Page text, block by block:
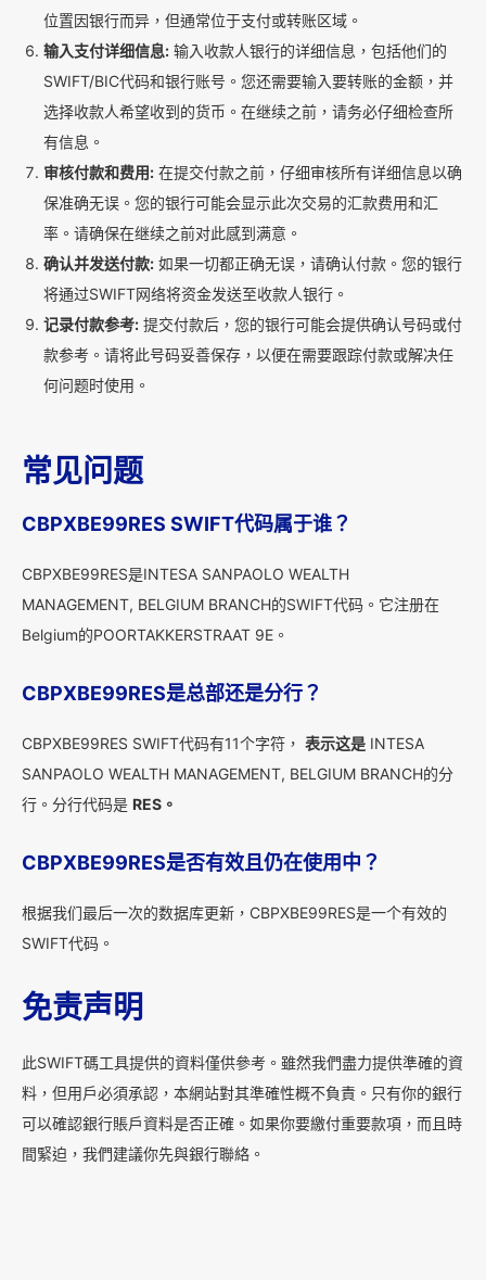
位置因银行而异，但通常位于支付或转账区域。
输入支付详细信息: 输入收款人银行的详细信息，包括他们的
SWIFT/BIC代码和银行账号。您还需要输入要转账的金额，并
选择收款人希望收到的货币。在继续之前，请务必仔细检查所
有信息。
审核付款和费用: 在提交付款之前，仔细审核所有详细信息以确
保准确无误。您的银行可能会显示此次交易的汇款费用和汇
率。请确保在继续之前对此感到满意。
确认并发送付款: 如果一切都正确无误，请确认付款。您的银行
将通过SWIFT网络将资金发送至收款人银行。
记录付款参考: 提交付款后，您的银行可能会提供确认号码或付
款参考。请将此号码妥善保存，以便在需要跟踪付款或解决任
何问题时使用。
常见问题
CBPXBE99RES SWIFT代码属于谁？
CBPXBE99RES是INTESA SANPAOLO WEALTH
MANAGEMENT, BELGIUM BRANCH的SWIFT代码。它注册在
Belgium的POORTAKKERSTRAAT 9E。
CBPXBE99RES是总部还是分行？
CBPXBE99RES SWIFT代码有11个字符， 表示这是 INTESA
SANPAOLO WEALTH MANAGEMENT, BELGIUM BRANCH的分
行。分行代码是 RES。
CBPXBE99RES是否有效且仍在使用中？
根据我们最后一次的数据库更新，CBPXBE99RES是一个有效的
SWIFT代码。
免责声明
此SWIFT碼工具提供的資料僅供參考。雖然我們盡力提供準確的資
料，但用戶必須承認，本網站對其準確性概不負責。只有你的銀行
可以確認銀行賬戶資料是否正確。如果你要繳付重要款項，而且時
間緊迫，我們建議你先與銀行聯絡。